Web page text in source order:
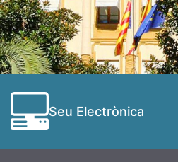
Seu Electrònica